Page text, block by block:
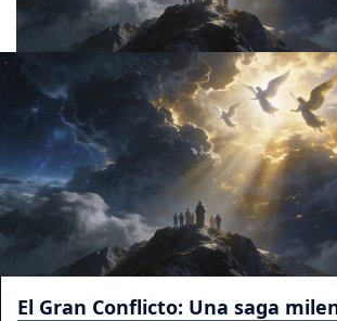
El Gran Conflicto: Una saga